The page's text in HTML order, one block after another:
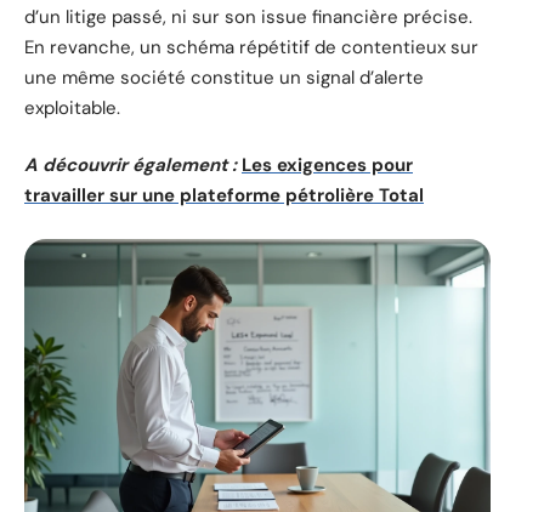
d’un litige passé, ni sur son issue financière précise.
En revanche, un schéma répétitif de contentieux sur
une même société constitue un signal d’alerte
exploitable.
A découvrir également : Les exigences pour
travailler sur une plateforme pétrolière Total